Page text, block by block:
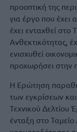
προοπτική της
για έργο που έχει
έχει ενταχθεί
Ανθεκτικότητας,
ενισχυθεί
προχωρήσει στην
Η Ερώτηση
των εγκρίσεων
Τεχνικού Δελτίου
ένταξη στο